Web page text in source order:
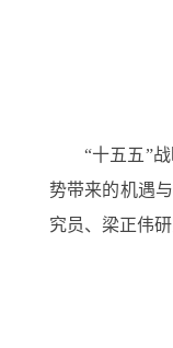
“十五五”
势带来的机遇
究员、梁正伟